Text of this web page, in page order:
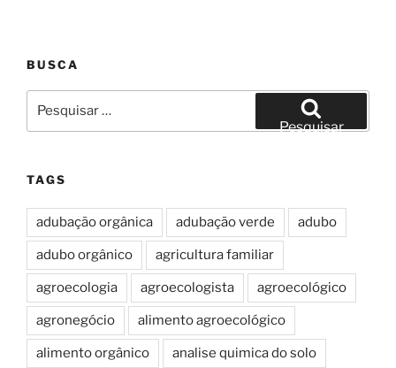
BUSCA
por:
Pesquisar
TAGS
adubação orgânica adubação verde adubo
adubo orgânico agricultura familiar
agroecologia agroecologista agroecológico
agronegócio alimento agroecológico
alimento orgânico analise quimica do solo